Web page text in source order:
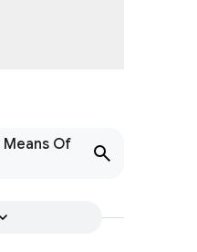
Of